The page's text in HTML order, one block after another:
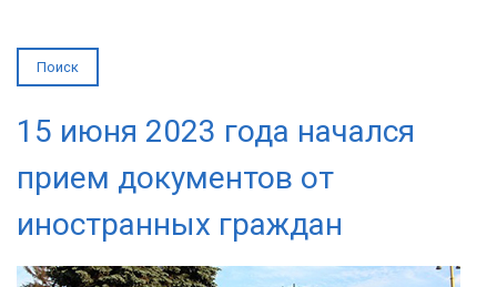
15 июня 2023 года начался
прием документов от
иностранных граждан